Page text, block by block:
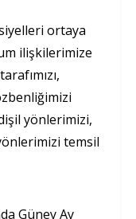
ortaya
ilişkilerimize
yönlerimizi,
temsil
Güney Ay